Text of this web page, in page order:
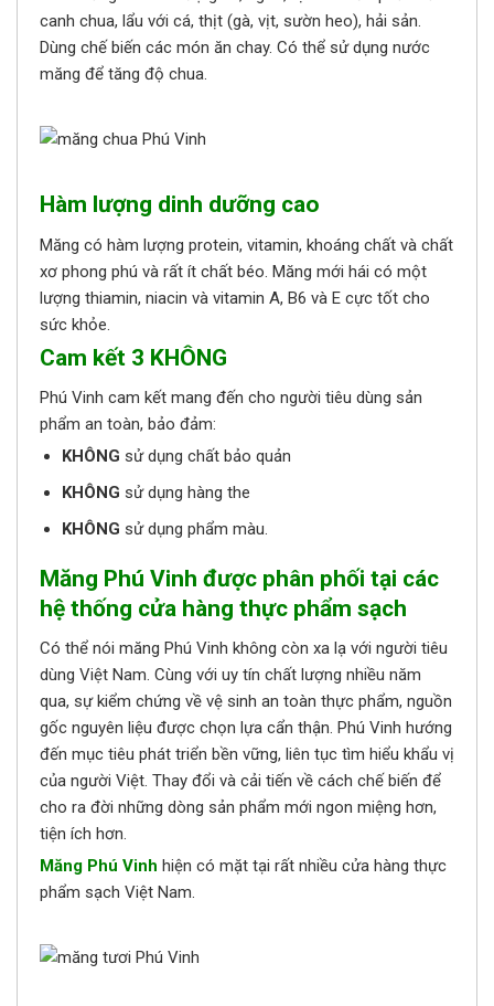
canh chua, lẩu với cá, thịt (gà, vịt, sườn heo), hải sản.
Dùng chế biến các món ăn chay. Có thể sử dụng nước
măng để tăng độ chua.
Hàm lượng dinh dưỡng cao
Măng có hàm lượng protein, vitamin, khoáng chất và chất
xơ phong phú và rất ít chất béo. Măng mới hái có một
lượng thiamin, niacin và vitamin A, B6 và E cực tốt cho
sức khỏe.
Cam kết 3 KHÔNG
Phú Vinh cam kết mang đến cho người tiêu dùng sản
phẩm an toàn, bảo đảm:
KHÔNG sử dụng chất bảo quản
KHÔNG sử dụng hàng the
KHÔNG sử dụng phẩm màu.
Măng Phú Vinh được phân phối tại các
hệ thống cửa hàng thực phẩm sạch
Có thể nói măng Phú Vinh không còn xa lạ với người tiêu
dùng Việt Nam. Cùng với uy tín chất lượng nhiều năm
qua, sự kiểm chứng về vệ sinh an toàn thực phẩm, nguồn
gốc nguyên liệu được chọn lựa cẩn thận. Phú Vinh hướng
đến mục tiêu phát triển bền vững, liên tục tìm hiểu khẩu vị
của người Việt. Thay đổi và cải tiến về cách chế biến để
cho ra đời những dòng sản phẩm mới ngon miệng hơn,
tiện ích hơn.
Măng Phú Vinh hiện có mặt tại rất nhiều cửa hàng thực
phẩm sạch Việt Nam.